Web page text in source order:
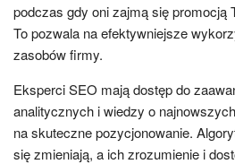
podczas gdy oni zajmą się promocją
To pozwala na efektywniejsze
zasobów firmy.
Eksperci SEO mają dostęp do
analitycznych i wiedzy o
na skuteczne pozycjonowanie.
się zmieniają, a ich zrozumienie i